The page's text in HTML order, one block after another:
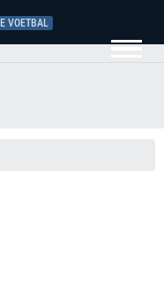
VOETBAL